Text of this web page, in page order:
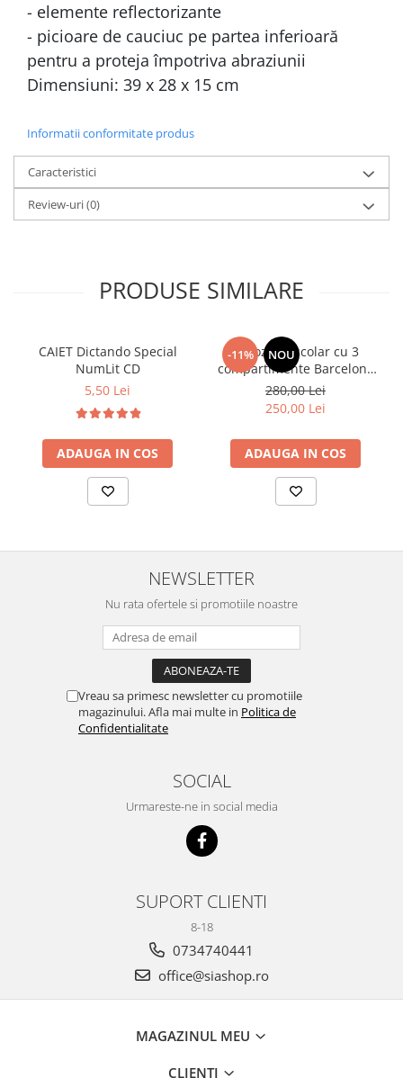
- elemente reflectorizante
- picioare de cauciuc pe partea inferioară
pentru a proteja împotriva abraziunii
Dimensiuni: 39 x 28 x 15 cm
Informatii conformitate produs
Caracteristici
Review-uri(0)
PRODUSE SIMILARE
CAIET Dictando Special
NumLit CD
5,50 Lei
ADAUGA IN COS
-11% NOU
Ghiozdan școlar cu 3
compartimente Barcelona
AB340 Astrabag
albastru/rosu
280,00 Lei
250,00 Lei
ADAUGA IN COS
NEWSLETTER
Nu rata ofertele si promotiile noastre
Vreau sa primesc newsletter cu promotiile
magazinului. Afla mai multe in Politica de
Confidentialitate
SOCIAL
Urmareste-ne in social media
SUPORT CLIENTI
8-18
0734740441
office@siashop.ro
MAGAZINUL MEU
CLIENTI